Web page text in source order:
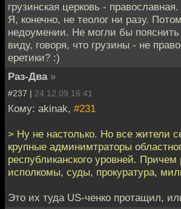
грузинская церковь -
Я, конечно, не теолог ни разу.
недоумении. Не могли бы
виду, говоря, что грузины - не
еретики? :)
Раз-Два »
#237 | 24.12.09 16:41
Кому: akinak, #231
> Ну не настолько. Но все жители
крупные админимтраторы
республиканского уровней. Причем
исполкомы, суды, прокуратура,
Это их туда US-ченко протащил,